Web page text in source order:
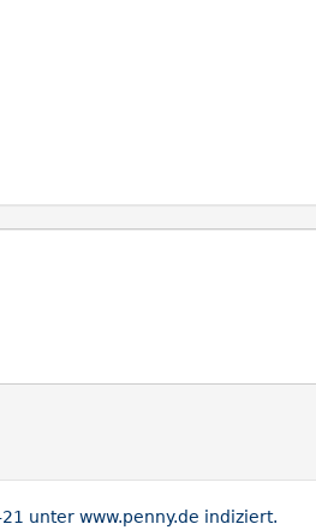
unter www.penny.de indiziert.